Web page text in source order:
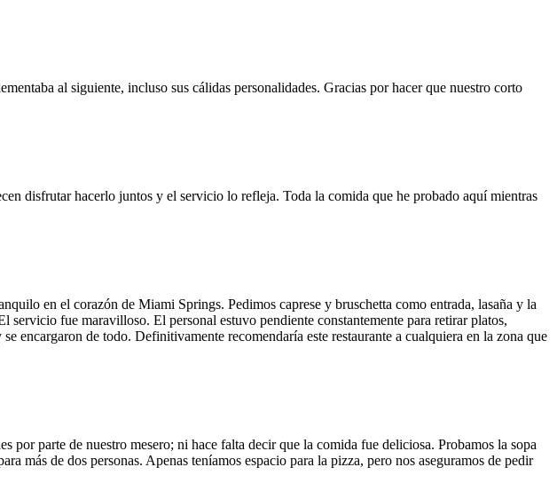
al siguiente, incluso sus cálidas personalidades. Gracias por hacer que nuestro corto
disfrutar hacerlo juntos y el servicio lo refleja. Toda la comida que he probado aquí mientras
en el corazón de Miami Springs. Pedimos caprese y bruschetta como entrada, lasaña y la
fue maravilloso. El personal estuvo pendiente constantemente para retirar platos,
encargaron de todo. Definitivamente recomendaría este restaurante a cualquiera en la zona que
parte de nuestro mesero; ni hace falta decir que la comida fue deliciosa. Probamos la sopa
más de dos personas. Apenas teníamos espacio para la pizza, pero nos aseguramos de pedir